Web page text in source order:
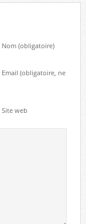
Nom (obligatoire)
Email (obligatoire, ne
Site web